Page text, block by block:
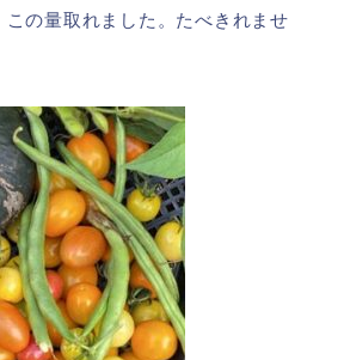
の量取れました。たべきれませ